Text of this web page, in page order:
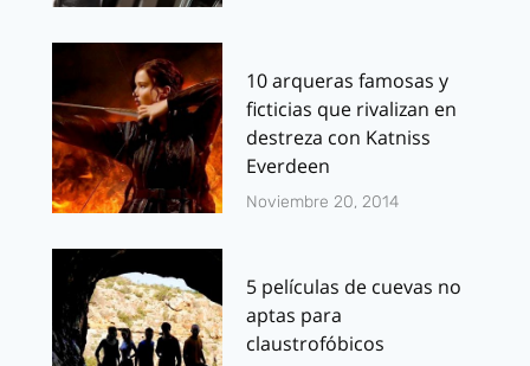
10 arqueras famosas y
ficticias que rivalizan en
destreza con Katniss
Everdeen
Noviembre 20, 2014
5 películas de cuevas no
aptas para
claustrofóbicos